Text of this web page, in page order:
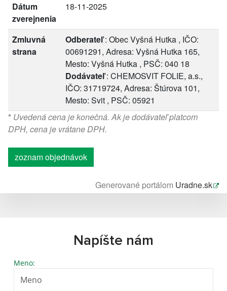
Dátum
zverejnenia
18-11-2025
Zmluvná
strana
Odberateľ: Obec Vyšná Hutka , IČO:
00691291, Adresa: Vyšná Hutka 165,
Mesto: Vyšná Hutka , PSČ: 040 18
Dodávateľ: CHEMOSVIT FOLIE, a.s.,
IČO: 31719724, Adresa: Štúrova 101,
Mesto: Svit , PSČ: 05921
* Uvedená cena je konečná. Ak je dodávateľ platcom
DPH, cena je vrátane DPH.
zoznam objednávok
Generované portálom Uradne.sk
Napíšte nám
Meno: